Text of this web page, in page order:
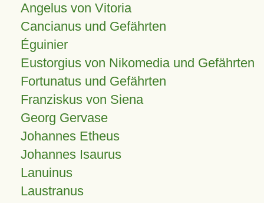
Angelus von Vitoria
Cancianus und Gefährten
Éguinier
Eustorgius von Nikomedia und Gefährten
Fortunatus und Gefährten
Franziskus von Siena
Georg Gervase
Johannes Etheus
Johannes Isaurus
Lanuinus
Laustranus